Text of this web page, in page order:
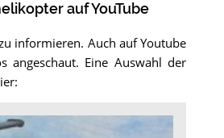
e
K
auf YouTube
informieren. Auch auf Youtube
angeschaut. Eine Auswahl der